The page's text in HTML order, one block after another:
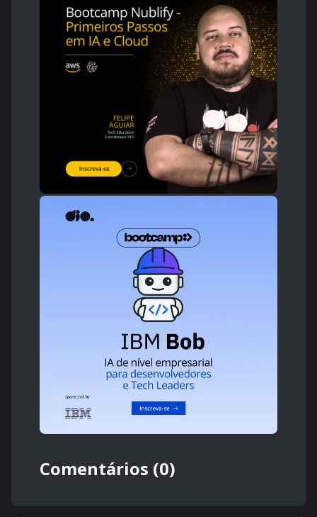
Comentários (0)